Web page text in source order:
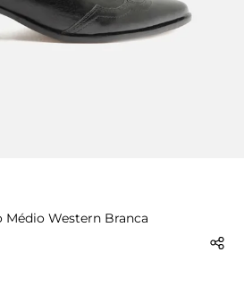
Médio Western Branca